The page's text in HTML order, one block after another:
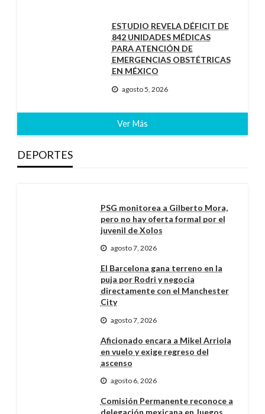
ESTUDIO REVELA DÉFICIT DE
842 UNIDADES MÉDICAS
PARA ATENCIÓN DE
EMERGENCIAS OBSTÉTRICAS
EN MÉXICO
agosto 5, 2026
Ver Más
DEPORTES
PSG monitorea a Gilberto Mora,
pero no hay oferta formal por el
juvenil de Xolos
agosto 7, 2026
El Barcelona gana terreno en la
puja por Rodri y negocia
directamente con el Manchester
City
agosto 7, 2026
Aficionado encara a Mikel Arriola
en vuelo y exige regreso del
ascenso
agosto 6, 2026
Comisión Permanente reconoce a